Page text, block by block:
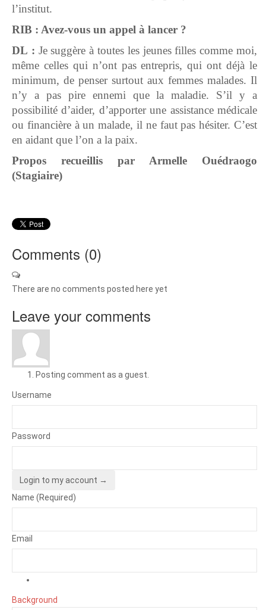
l’institut.
RIB : Avez-vous un appel à lancer ?
DL : Je suggère à toutes les jeunes filles comme moi,
même celles qui n’ont pas entrepris, qui ont déjà le
minimum, de penser surtout aux femmes malades. Il
n’y a pas pire ennemi que la maladie. S’il y a
possibilité d’aider, d’apporter une assistance médicale
ou financière à un malade, il ne faut pas hésiter. C’est
en aidant que l’on a la paix.
Propos recueillis par Armelle Ouédraogo
(Stagiaire)
Comments (0)
There are no comments posted here yet
Leave your comments
Posting comment as a guest.
Username
Password
Login to my account →
Name (Required)
Email
Background